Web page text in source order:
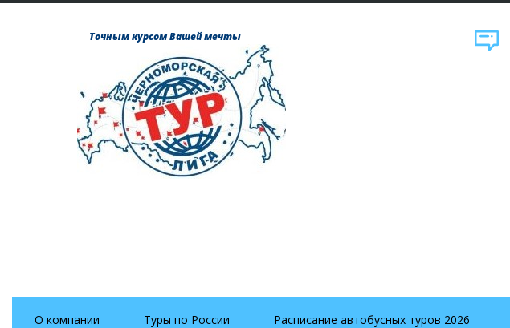
Точным курсом Вашей мечты
О компании Туры по России Расписание автобусных туров 2026